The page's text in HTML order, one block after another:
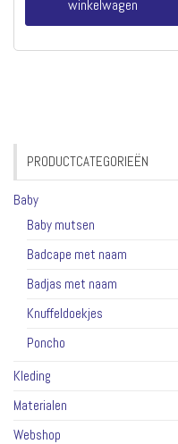
winkelwagen
PRODUCTCATEGORIEËN
Baby
Baby mutsen
Badcape met naam
Badjas met naam
Knuffeldoekjes
Poncho
Kleding
Materialen
Webshop